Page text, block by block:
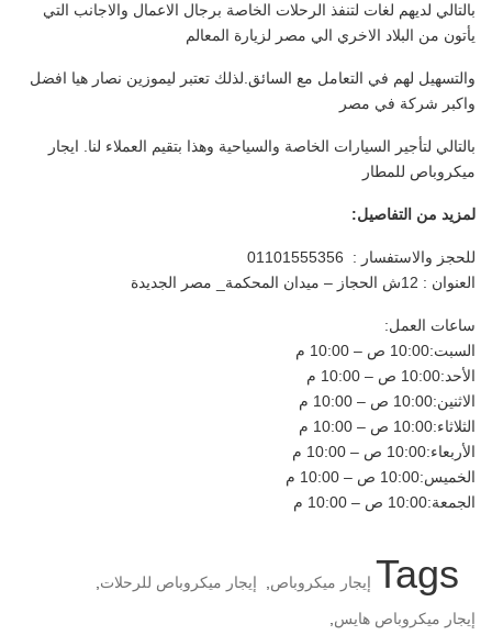
بالتالي لديهم لغات لتنفذ الرحلات الخاصة برجال الاعمال والاجانب التي
يأتون من البلاد الاخري الي مصر لزيارة المعالم
والتسهيل لهم في التعامل مع السائق.لذلك تعتبر ليموزين نصار هيا افضل
واكبر شركة في مصر
بالتالي لتأجير السيارات الخاصة والسياحية وهذا بتقيم العملاء لنا. ايجار
ميكروباص للمطار
لمزيد من التفاصيل:
للحجز والاستفسار : 01101555356
العنوان : 12ش الحجاز – ميدان المحكمة_ مصر الجديدة
ساعات العمل:
السبت:10:00 ص – 10:00 م
الأحد:10:00 ص – 10:00 م
الاثنين:10:00 ص – 10:00 م
الثلاثاء:10:00 ص – 10:00 م
الأربعاء:10:00 ص – 10:00 م
الخميس:10:00 ص – 10:00 م
الجمعة:10:00 ص – 10:00 م
Tags إيجار ميكروباص إيجار ميكروباص للرحلات
إيجار ميكروباص هايس